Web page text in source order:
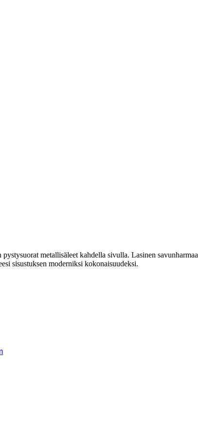
metallisäleet kahdella sivulla. Lasinen savunharmaa
sisustuksen moderniksi kokonaisuudeksi.